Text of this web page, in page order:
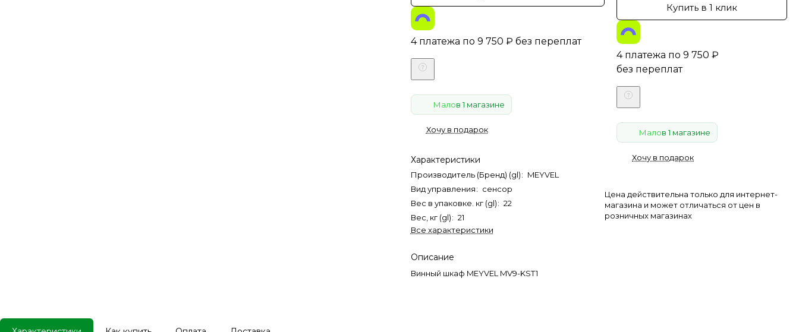
4 платежа по 9 750 ₽ без переплат
Малов 1 магазине
Хочу в подарок
Характеристики
Производитель (Бренд) (gl): MEYVEL
Вид управления: сенсор
Вес в упаковке. кг (gl): 22
Вес, кг (gl): 21
Все характеристики
Описание
Винный шкаф MEYVEL MV9-KST1
Купить в 1 клик
4 платежа по9 750₽
без переплат
Малов 1 магазине
Хочу в подарок
Цена действительна только для интернет-
магазина и может отличаться от цен в
розничных магазинах